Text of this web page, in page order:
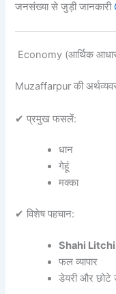
जनसंख्या से जुड़ी जानकारी
Economy (आर्थिक
Muzaffarpur की
✔ प्रमुख फसलें:
धान
गेहूं
मक्का
✔ विशेष पहचान:
Shahi
फल व्यापार
डेयरी और छोटे